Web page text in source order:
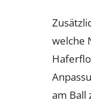
welche
am Ball